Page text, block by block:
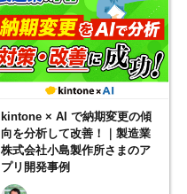
kintone × AI で納期変更の傾
向を分析して改善！｜製造業
株式会社小島製作所さまのア
プリ開発事例